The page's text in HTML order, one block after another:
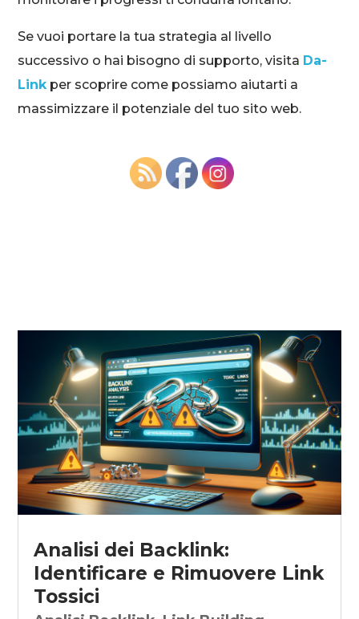
Se vuoi portare la tua strategia al livello
successivo o hai bisogno di supporto, visita Da-
Linkper scoprire come possiamo aiutarti a
massimizzare il potenziale del tuo sito web.
Analisi dei Backlink:
Identificare e Rimuovere Link
Tossici